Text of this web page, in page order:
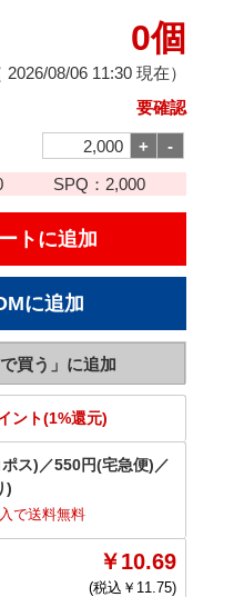
0個
2026/08/06 11:30 現在）
要確認
SPQ： 2,000
ント(1%還元)
ス) ／550円(宅急便) ／
)
で送料無料
￥10.69
(税込￥ 11.75)